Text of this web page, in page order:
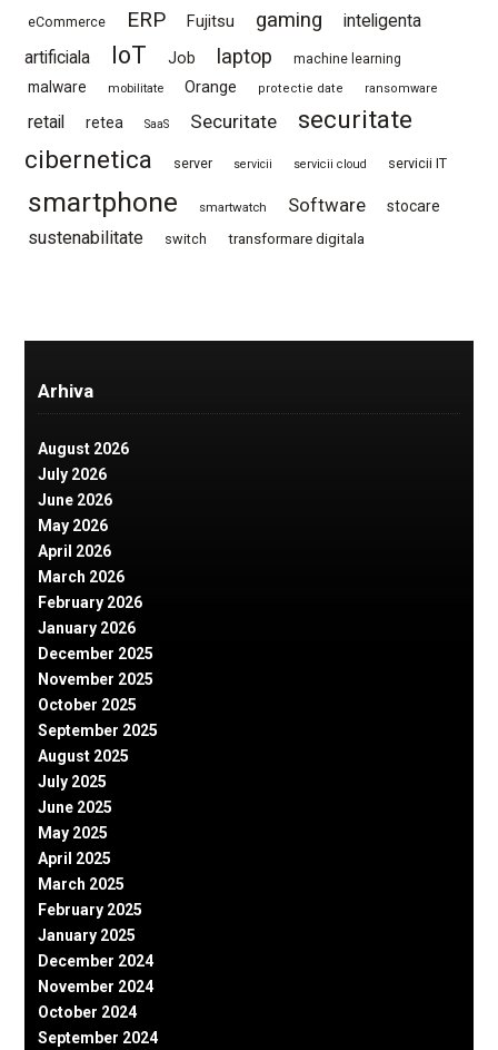
eCommerce ERP Fujitsu gaming
inteligenta
artificiala
IoT Job laptop machine learning
malware mobilitate Orange protectie date ransomware
retail retea SaaS Securitate
securitate
cibernetica
server servicii servicii cloud servicii IT
smartphone smartwatch Software stocare
sustenabilitate switch transformare digitala
Arhiva
August 2026
July 2026
June 2026
May 2026
April 2026
March 2026
February 2026
January 2026
December 2025
November 2025
October 2025
September 2025
August 2025
July 2025
June 2025
May 2025
April 2025
March 2025
February 2025
January 2025
December 2024
November 2024
October 2024
September 2024